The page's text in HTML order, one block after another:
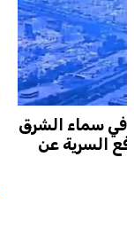
سماء الشرق
السرية عن